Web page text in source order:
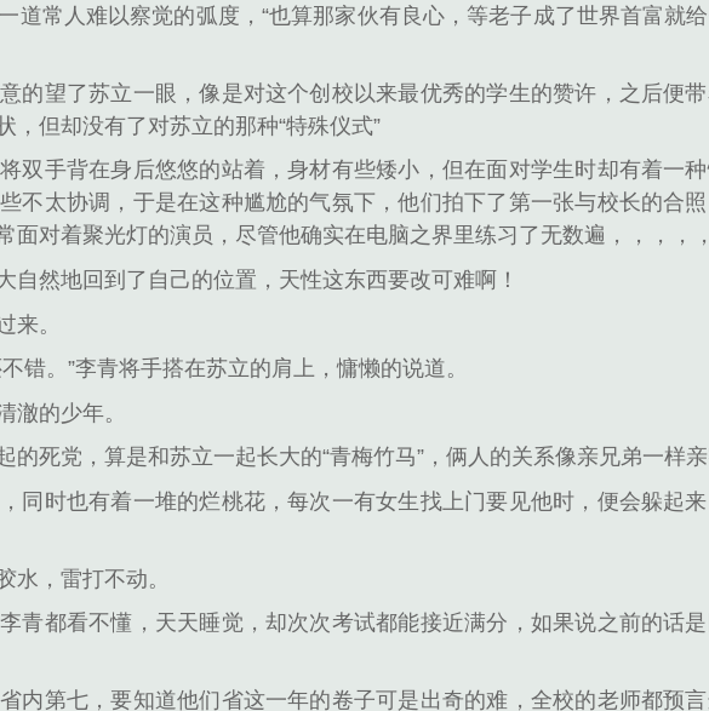
道常人难以察觉的弧度，“也算那家伙有良心，等老子成了世界首富就
的望了苏立一眼，像是对这个创校以来最优秀的学生的赞许，之后便
，但却没有了对苏立的那种“特殊仪式”
双手背在身后悠悠的站着，身材有些矮小，但在面对学生时却有着一
不太协调，于是在这种尴尬的气氛下，他们拍下了第一张与校长的合
面对着聚光灯的演员，尽管他确实在电脑之界里练习了无数遍，，，，
自然地回到了自己的位置，天性这东西要改可难啊！
来。
错。”李青将手搭在苏立的肩上，慵懒的说道。
澈的少年。
死党，算是和苏立一起长大的“青梅竹马”，俩人的关系像亲兄弟一样亲
同时也有着一堆的烂桃花，每次一有女生找上门要见他时，便会躲起
水，雷打不动。
青都看不懂，天天睡觉，却次次考试都能接近满分，如果说之前的话
内第七，要知道他们省这一年的卷子可是出奇的难，全校的老师都预